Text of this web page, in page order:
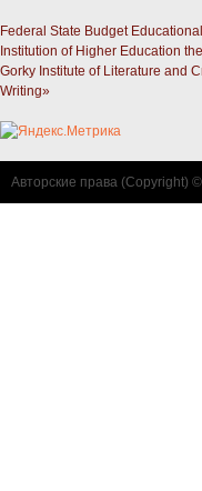
Federal State Budget Educational
Institution of Higher Education
Gorky Institute of Literature and
Writing»
Авторские права (Copyright)